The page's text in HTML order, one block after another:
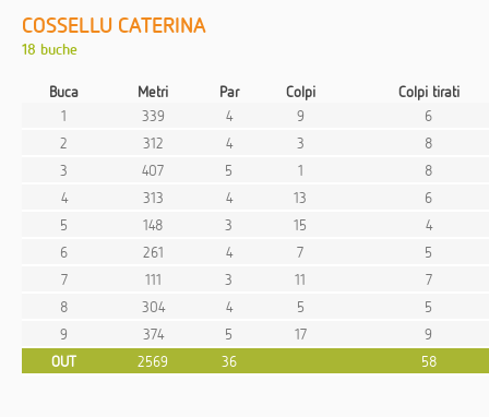
COSSELLU CATERINA
18 buche
Buca Metri Par Colpi
Colpi tirati
1
339 4 9
6
2
312 4 3
8
3
407 5 1
8
4
313 4 13
6
5
148 3 15
4
6
261 4 7
5
7
111 3 11
7
8
304 4 5
5
9
374 5 17
9
OUT
2569 36 58